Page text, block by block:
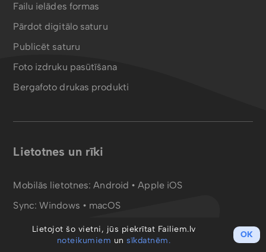
Failu ielādes formas
Pārdot digitālo saturu
Publicēt saturu
Foto izdruku pasūtīšana
Bergafoto drukas produkti
Lietotnes un rīki
Mobilās lietotnes:Android •Apple iOS
Sync:Windows • macOS
Failu konvertors:PDF •MP4
WebDAV disks
Lietojot šo vietni, jūs piekrītat Failiem.lv
noteikumiem unsīkdatnēm.
OK